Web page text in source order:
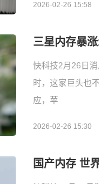
2026-02-26 15:58
三星内存暴
快科技2月26日
时，这家巨头也
应，苹
2026-02-26 15:30
国产内存 世